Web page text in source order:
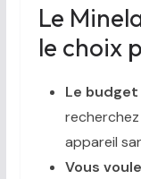
Le
le choix
Le
appareil
Vous